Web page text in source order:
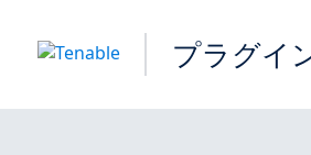
プラグイ